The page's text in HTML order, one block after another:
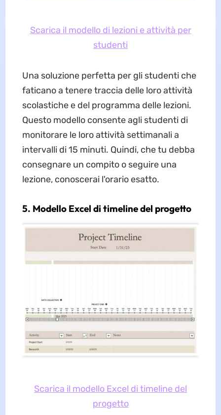
Scarica il modello di lezioni e attività per
studenti
Una soluzione perfetta per gli studenti che
faticano a tenere traccia delle loro attività
scolastiche e del programma delle lezioni.
Questo modello consente agli studenti di
monitorare le loro attività settimanali a
intervalli di 15 minuti. Quindi, che tu debba
consegnare un compito o seguire una
lezione, conoscerai l'orario esatto.
5. Modello Excel di timeline del progetto
Scarica il modello Excel di timeline del
progetto